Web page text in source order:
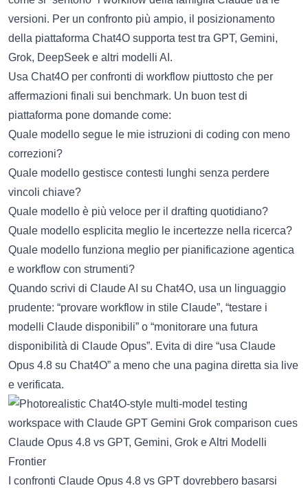
versioni. Per un confronto più ampio, il posizionamento
della piattaforma Chat4O supporta test tra GPT, Gemini,
Grok, DeepSeek e altri modelli AI.
Usa Chat4O per confronti di workflow piuttosto che per
affermazioni finali sui benchmark. Un buon test di
piattaforma pone domande come:
Quale modello segue le mie istruzioni di coding con meno
correzioni?
Quale modello gestisce contesti lunghi senza perdere
vincoli chiave?
Quale modello è più veloce per il drafting quotidiano?
Quale modello esplicita meglio le incertezze nella ricerca?
Quale modello funziona meglio per pianificazione agentica
e workflow con strumenti?
Quando scrivi di Claude AI su Chat4O, usa un linguaggio
prudente: “provare workflow in stile Claude”, “testare i
modelli Claude disponibili” o “monitorare una futura
disponibilità di Claude Opus”. Evita di dire “usa Claude
Opus 4.8 su Chat4O” a meno che una pagina diretta sia live
e verificata.
Claude Opus 4.8 vs GPT, Gemini, Grok e Altri Modelli
Frontier
I confronti Claude Opus 4.8 vs GPT dovrebbero basarsi